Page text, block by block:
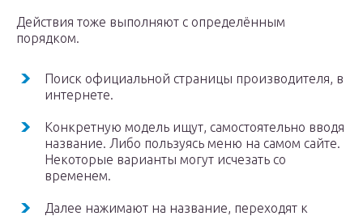
Действия тоже выполняют с определённым
порядком.
Поиск официальной страницы производителя, в
интернете.
Конкретную модель ищут, самостоятельно вводя
название. Либо пользуясь меню на самом сайте.
Некоторые варианты могут исчезать со
временем.
Далее нажимают на название, переходят к